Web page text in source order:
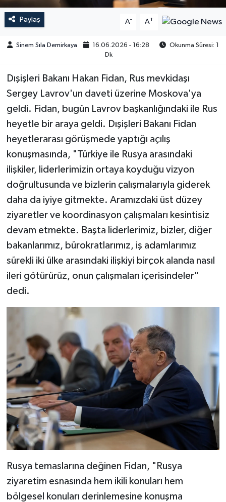
Paylaş A- A+
Sinem Sıla Demirkaya 16.06.2026 - 16:28
Okunma Süresi: 1
Dk
Dışişleri Bakanı Hakan Fidan, Rus mevkidaşı
Sergey Lavrov'un daveti üzerine Moskova'ya
geldi. Fidan, bugün Lavrov başkanlığındaki ile Rus
heyetle bir araya geldi. Dışişleri Bakanı Fidan
heyetlerarası görüşmede yaptığı açılış
konuşmasında, "Türkiye ile Rusya arasındaki
ilişkiler, liderlerimizin ortaya koyduğu vizyon
doğrultusunda ve bizlerin çalışmalarıyla giderek
daha da iyiye gitmekte. Aramızdaki üst düzey
ziyaretler ve koordinasyon çalışmaları kesintisiz
devam etmekte. Başta liderlerimiz, bizler, diğer
bakanlarımız, bürokratlarımız, iş adamlarımız
sürekli iki ülke arasındaki ilişkiyi birçok alanda nasıl
ileri götürürüz, onun çalışmaları içerisindeler"
dedi.
Rusya temaslarına değinen Fidan, "Rusya
ziyaretim esnasında hem ikili konuları hem
bölgesel konuları derinlemesine konuşma